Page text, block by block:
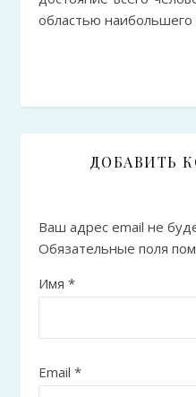
областью наибольшего
ДОБАВИТЬ
Ваш адрес email не
Обязательные поля
Имя *
Email *